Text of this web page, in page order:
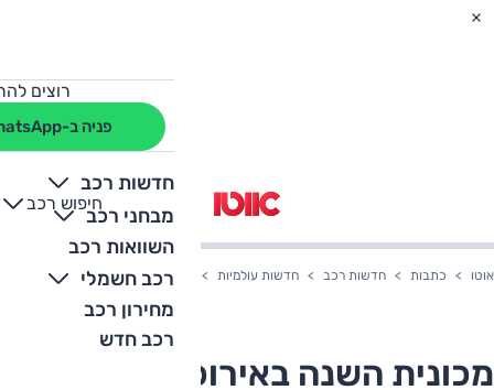
רוצים
פניה ב-WhatsApp
חדשות רכב
מבחני רכב
השוואות רכב
רכב חשמלי
מחירון רכב
רכב חדש
חיפוש רכב
+
-
אוטו כתבות חדשות רכב חדשות עולמיות מכונית השנה באירופה 2022: קיה EV6